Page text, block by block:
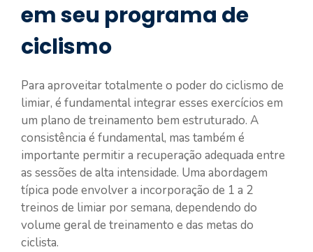
em seu programa de
ciclismo
Para aproveitar totalmente o poder do ciclismo de
limiar, é fundamental integrar esses exercícios em
um plano de treinamento bem estruturado. A
consistência é fundamental, mas também é
importante permitir a recuperação adequada entre
as sessões de alta intensidade. Uma abordagem
típica pode envolver a incorporação de 1 a 2
treinos de limiar por semana, dependendo do
volume geral de treinamento e das metas do
ciclista.